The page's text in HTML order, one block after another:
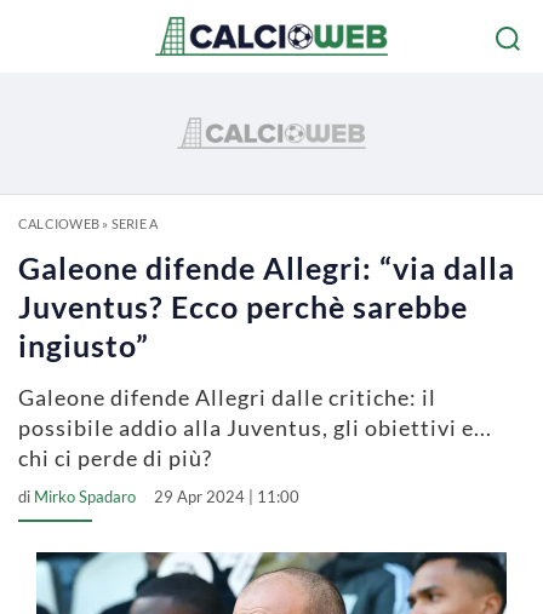
CALCIOWEB» SERIE A
Galeone difende Allegri: “via dalla
Juventus? Ecco perchè sarebbe
ingiusto”
Galeone difende Allegri dalle critiche: il
possibile addio alla Juventus, gli obiettivi e...
chi ci perde di più?
di Mirko Spadaro 29 Apr 2024 | 11:00